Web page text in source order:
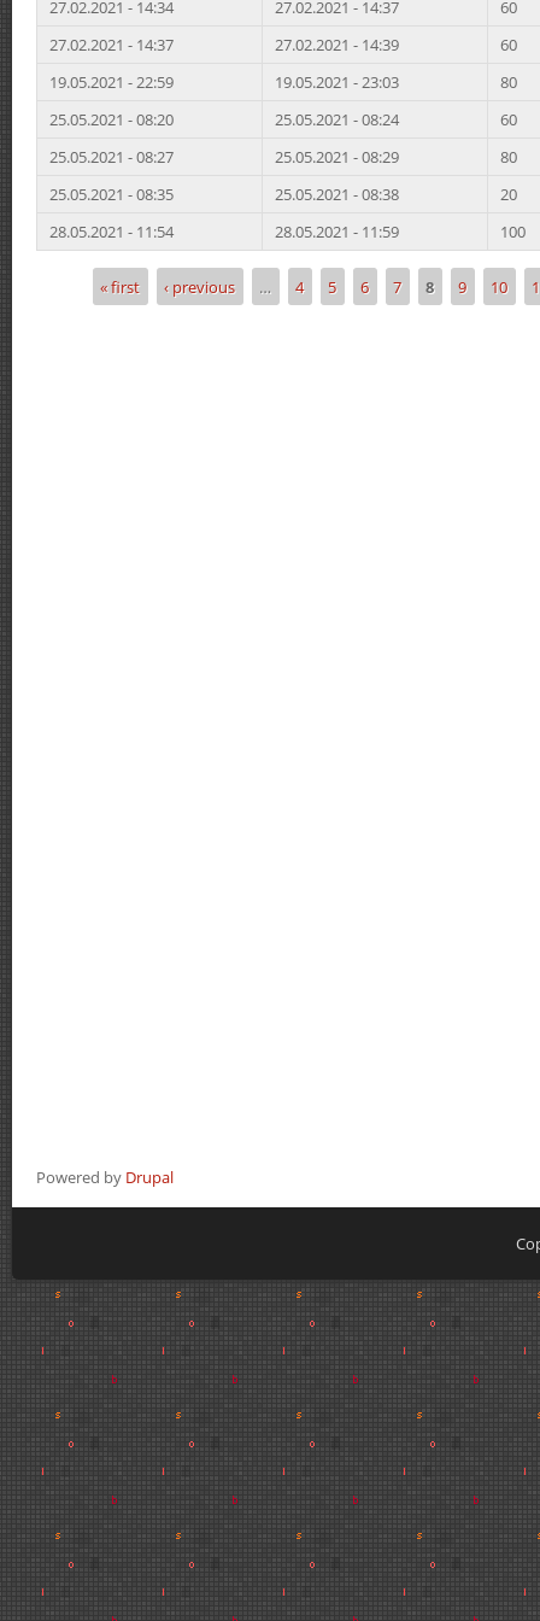
27.02.2021 - 14:34
27.02.2021 - 14:37
60
27.02.2021 - 14:37
27.02.2021 - 14:39
60
19.05.2021 - 22:59
19.05.2021 - 23:03
80
25.05.2021 - 08:20
25.05.2021 - 08:24
60
25.05.2021 - 08:27
25.05.2021 - 08:29
80
25.05.2021 - 08:35
25.05.2021 - 08:38
20
28.05.2021 - 11:54
28.05.2021 - 11:59 100
Pages« first ‹ previous … 4 5 6 7 8 9 10
Powered by Drupal